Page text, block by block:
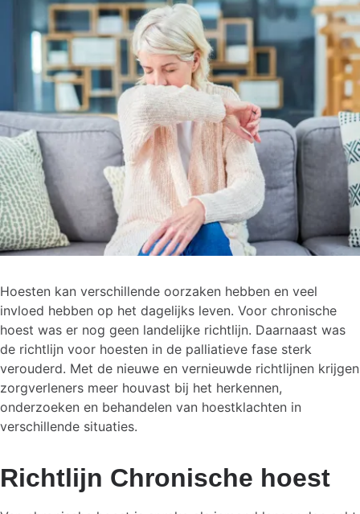
Hoesten kan verschillende oorzaken hebben en veel
invloed hebben op het dagelijks leven. Voor chronische
hoest was er nog geen landelijke richtlijn. Daarnaast was
de richtlijn voor hoesten in de palliatieve fase sterk
verouderd. Met de nieuwe en vernieuwde richtlijnen krijgen
zorgverleners meer houvast bij het herkennen,
onderzoeken en behandelen van hoestklachten in
verschillende situaties.
Richtlijn Chronische hoest